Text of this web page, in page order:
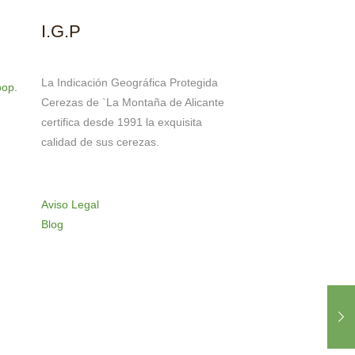
I.G.P
La Indicación Geográfica Protegida
Cerezas de `La Montaña de Alicante
certifica desde 1991 la exquisita
calidad de sus cerezas.
Aviso Legal
Blog